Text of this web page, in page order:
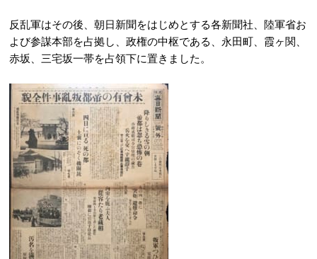
反乱軍はその後、朝日新聞をはじめとする各新聞社、陸軍省お
よび参謀本部を占拠し、政権の中枢である、永田町、霞ヶ関、
赤坂、三宅坂一帯を占領下に置きました。